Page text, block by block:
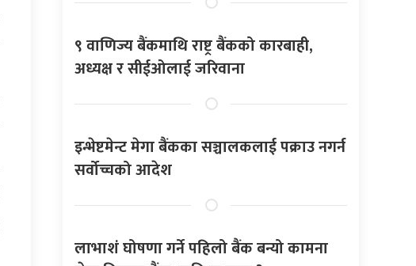
९ वाणिज्य बैंकमाथि राष्ट्र बैंकको कारबाही,
अध्यक्ष र सीईओलाई जरिवाना
इन्भेष्टमेन्ट मेगा बैंकका सञ्चालकलाई पक्राउ नगर्न
सर्वोच्चको आदेश
लाभाशं घोषणा गर्ने पहिलो बैंक बन्यो कामना